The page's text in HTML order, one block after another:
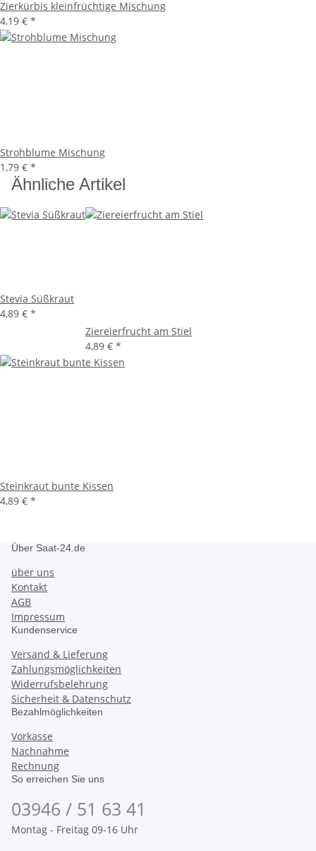
Zierkürbis kleinfrüchtige Mischung
4,19 € *
Strohblume Mischung
1,79 € *
Ähnliche Artikel
Stevia Süßkraut
4,89 € *
Ziereierfrucht am Stiel
4,89 € *
Steinkraut bunte Kissen
4,89 € *
Über Saat-24.de
über uns
Kontakt
AGB
Impressum
Kundenservice
Versand & Lieferung
Zahlungsmöglichkeiten
Widerrufsbelehrung
Sicherheit & Datenschutz
Bezahlmöglichkeiten
Vorkasse
Nachnahme
Rechnung
So erreichen Sie uns
03946 / 51 63 41
Montag - Freitag 09-16 Uhr